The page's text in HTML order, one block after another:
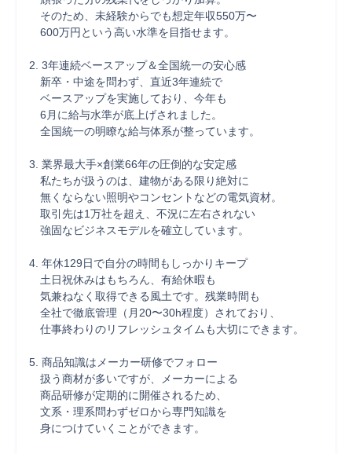
そのため、未経験からでも想定年収550万〜
600万円という高い水準を目指せます。
2. 3年連続ベースアップ＆全国統一の安心感
新卒・中途を問わず、直近3年連続で
ベースアップを実施しており、今年も
6月に給与水準が底上げされました。
全国統一の明瞭な給与体系が整っています。
3. 業界最大手×創業66年の圧倒的な安定感
私たちが扱うのは、建物がある限り絶対に
無くならない照明やコンセントなどの電気資材。
取引先は1万社を超え、不況に左右されない
強固なビジネスモデルを確立しています。
4. 年休129日で自分の時間もしっかりキープ
土日祝休みはもちろん、有給休暇も
気兼ねなく取得できる風土です。残業時間も
全社で徹底管理（月20〜30h程度）されており、
仕事終わりのリフレッシュタイムも大切にできます。
5. 商品知識はメーカー研修でフォロー
扱う商材が多いですが、メーカーによる
商品研修が定期的に開催されるため、
文系・理系問わずゼロから専門知識を
身につけていくことができます。